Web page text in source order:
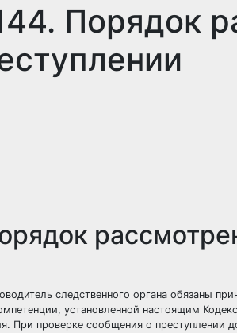
Порядок
следственного органа обязаны
установленной настоящим
При проверке сообщения о преступлении